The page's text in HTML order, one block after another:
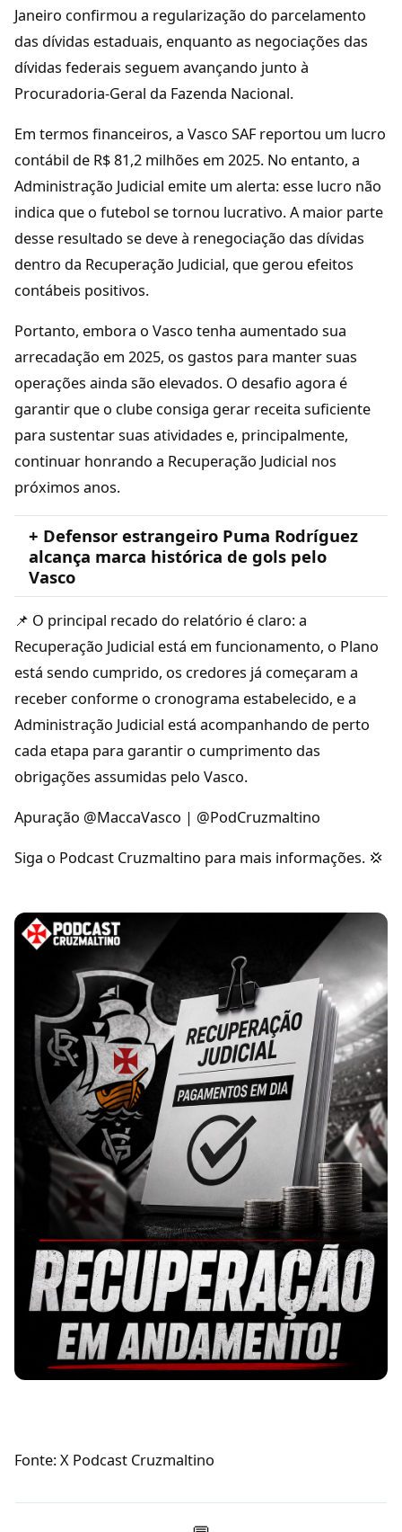
Janeiro confirmou a regularização do parcelamento
das dívidas estaduais, enquanto as negociações das
dívidas federais seguem avançando junto à
Procuradoria-Geral da Fazenda Nacional.
Em termos financeiros, a Vasco SAF reportou um lucro
contábil de R$ 81,2 milhões em 2025. No entanto, a
Administração Judicial emite um alerta: esse lucro não
indica que o futebol se tornou lucrativo. A maior parte
desse resultado se deve à renegociação das dívidas
dentro da Recuperação Judicial, que gerou efeitos
contábeis positivos.
Portanto, embora o Vasco tenha aumentado sua
arrecadação em 2025, os gastos para manter suas
operações ainda são elevados. O desafio agora é
garantir que o clube consiga gerar receita suficiente
para sustentar suas atividades e, principalmente,
continuar honrando a Recuperação Judicial nos
próximos anos.
+ Defensor estrangeiro Puma Rodríguez
alcança marca histórica de gols pelo
Vasco
📌 O principal recado do relatório é claro: a
Recuperação Judicial está em funcionamento, o Plano
está sendo cumprido, os credores já começaram a
receber conforme o cronograma estabelecido, e a
Administração Judicial está acompanhando de perto
cada etapa para garantir o cumprimento das
obrigações assumidas pelo Vasco.
Apuração @MaccaVasco | @PodCruzmaltino
Siga o Podcast Cruzmaltino para mais informações. 💢
Fonte: X Podcast Cruzmaltino